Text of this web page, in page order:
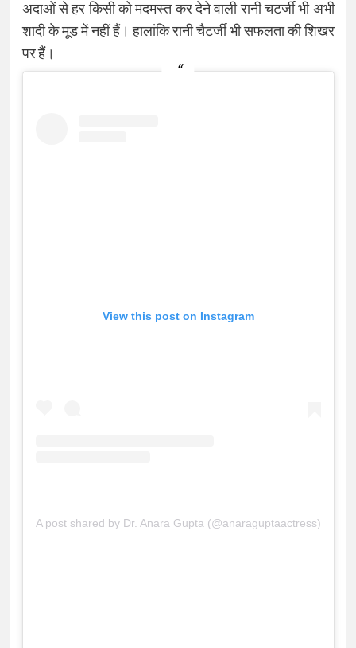
अदाओं से हर किसी को मदमस्त कर देने वाली रानी चटर्जी भी अभी
शादी के मूड में नहीं हैं। हालांकि रानी चैटर्जी भी सफलता की शिखर
पर हैं।
View this post on Instagram
A post shared by Dr. Anara Gupta (@anaraguptaactress)